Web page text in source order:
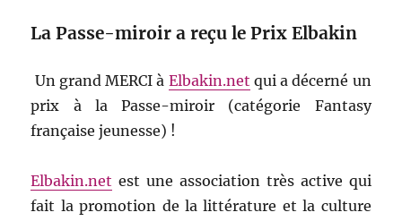
La Passe-miroir a reçu le Prix Elbakin
Un grand MERCI à Elbakin.net qui a décerné un
prix à la Passe-miroir (catégorie Fantasy
française jeunesse) !
Elbakin.net est une association très active qui
fait la promotion de la littérature et la culture